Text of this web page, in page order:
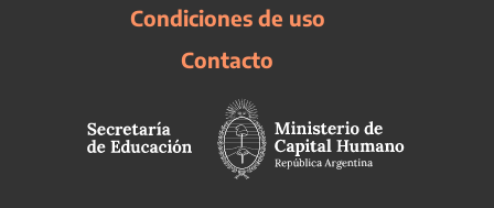
Condiciones de uso
Contacto